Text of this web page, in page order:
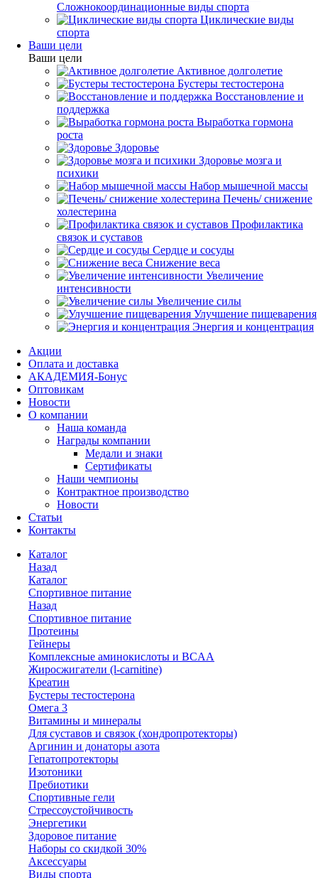
Сложнокоординационные виды спорта
Циклические виды
спорта
Ваши цели
Ваши цели
Активное долголетие
Бустеры тестостерона
Восстановление и
поддержка
Выработка гормона
роста
Здоровье
Здоровье мозга и
психики
Набор мышечной массы
Печень/ снижение
холестерина
Профилактика
связок и суставов
Сердце и сосуды
Снижение веса
Увеличение
интенсивности
Увеличение силы
Улучшение пищеварения
Энергия и концентрация
Акции
Оплата и доставка
АКАДЕМИЯ-Бонус
Оптовикам
Новости
О компании
Наша команда
Награды компании
Медали и знаки
Сертификаты
Наши чемпионы
Контрактное производство
Новости
Статьи
Контакты
Каталог
Назад
Каталог
Спортивное питание
Назад
Спортивное питание
Протеины
Гейнеры
Комплексные аминокислоты и BCAA
Жиросжигатели (l-carnitine)
Креатин
Бустеры тестостерона
Омега 3
Витамины и минералы
Для суставов и связок (хондропротекторы)
Аргинин и донаторы азота
Гепатопротекторы
Изотоники
Пребиотики
Спортивные гели
Стрессоустойчивость
Энергетики
Здоровое питание
Наборы со скидкой 30%
Аксессуары
Виды спорта